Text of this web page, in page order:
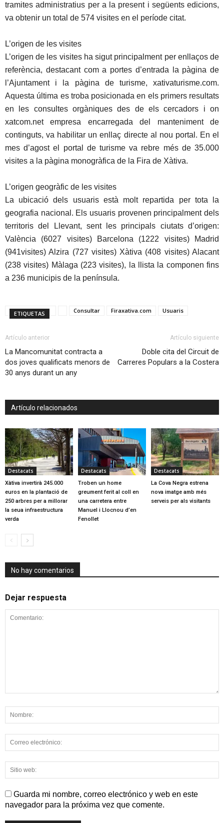
tramites administratius per a la present i següents edicions,
va obtenir un total de 574 visites en el període citat.
L’origen de les visites
L’origen de les visites ha sigut principalment per enllaços de
referència, destacant com a portes d’entrada la pàgina de
l’Ajuntament i la pàgina de turisme, xativaturisme.com.
Aquesta última es troba posicionada en els primers resultats
en les consultes orgàniques des de els cercadors i on
xatcom.net empresa encarregada del manteniment de
continguts, va habilitar un enllaç directe al nou portal. En el
mes d’agost el portal de turisme va rebre més de 35.000
visites a la pàgina monogràfica de la Fira de Xàtiva.
L’origen geogràfic de les visites
La ubicació dels usuaris està molt repartida per tota la
geografia nacional. Els usuaris provenen principalment dels
territoris del Llevant, sent les principals ciutats d’origen:
València (6027 visites) Barcelona (1222 visites) Madrid
(941visites) Alzira (727 visites) Xàtiva (408 visites) Alacant
(238 visites) Màlaga (223 visites), la llista la componen fins
a 236 municipis de la península.
ETIQUETAS Consultar Firaxativa.com Usuaris
Artículo anterior
La Mancomunitat contracta a
dos joves qualificats menors de
30 anys durant un any
Artículo siguiente
Doble cita del Circuit de
Carreres Populars a la Costera
Artículo relacionados
Destacats
Xàtiva invertirà 245.000
euros en la plantació de
250 arbres per a millorar
la seua infraestructura
verda
Destacats
Troben un home
greument ferit al coll en
una carretera entre
Manuel i Llocnou d’en
Fenollet
Destacats
La Cova Negra estrena
nova imatge amb més
serveis per als visitants
No hay comentarios
Dejar respuesta
Guarda mi nombre, correo electrónico y web en este
navegador para la próxima vez que comente.